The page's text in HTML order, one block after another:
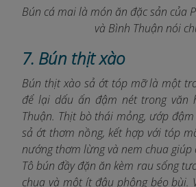
Bún cá mai là món ăn đặc sản của
và Bình Thuận nói
7. Bún thịt xào
Bún thịt xào sả ớt tóp mỡ là một
để lại dấu ấn đậm nét trong văn
Thuận. Thịt bò thái mỏng, ướp
sả ớt thơm nồng, kết hợp với tóp
nướng thơm lừng và nem chua giúp
Tô bún đầy đặn ăn kèm rau sống
chua và một ít đậu phộng béo bùi.